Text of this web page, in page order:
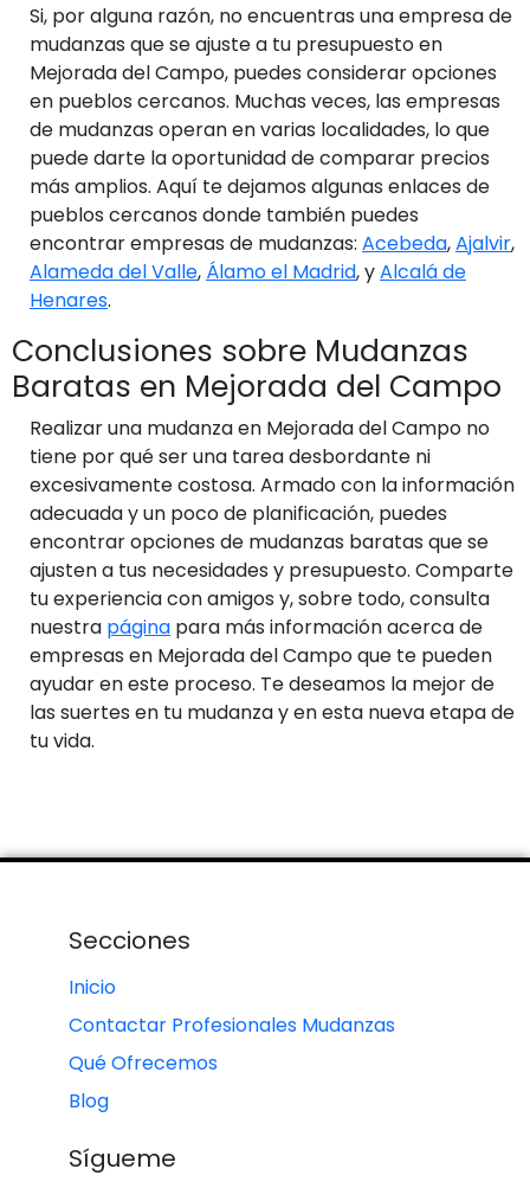
Si, por alguna razón, no encuentras una empresa de
mudanzas que se ajuste a tu presupuesto en
Mejorada del Campo, puedes considerar opciones
en pueblos cercanos. Muchas veces, las empresas
de mudanzas operan en varias localidades, lo que
puede darte la oportunidad de comparar precios
más amplios. Aquí te dejamos algunas enlaces de
pueblos cercanos donde también puedes
encontrar empresas de mudanzas: Acebeda,Ajalvir,
Alameda del Valle, Álamo el Madrid, yAlcalá de
Henares.
Conclusiones sobre Mudanzas
Baratas en Mejorada del Campo
Realizar una mudanza en Mejorada del Campo no
tiene por qué ser una tarea desbordante ni
excesivamente costosa. Armado con la información
adecuada y un poco de planificación, puedes
encontrar opciones de mudanzas baratas que se
ajusten a tus necesidades y presupuesto. Comparte
tu experiencia con amigos y, sobre todo, consulta
nuestra página para más información acerca de
empresas en Mejorada del Campo que te pueden
ayudar en este proceso. Te deseamos la mejor de
las suertes en tu mudanza y en esta nueva etapa de
tu vida.
Secciones
Inicio
Contactar Profesionales Mudanzas
Qué Ofrecemos
Blog
Sígueme